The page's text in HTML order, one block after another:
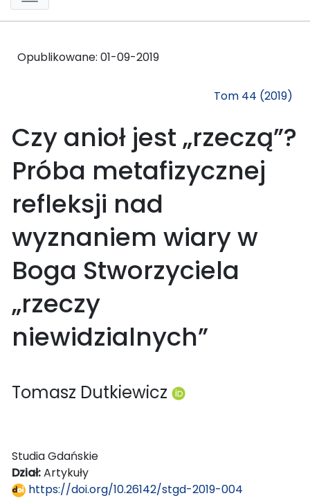
Opublikowane: 01-09-2019
Tom 44 (2019)
Czy anioł jest „rzeczą”?
Próba metafizycznej
refleksji nad
wyznaniem wiary w
Boga Stworzyciela
„rzeczy
niewidzialnych”
Tomasz Dutkiewicz
Studia Gdańskie
Dział:Artykuły
https://doi.org/10.26142/stgd-2019-004